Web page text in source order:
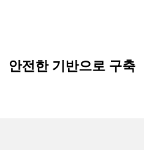
안전한 기반으로 구축